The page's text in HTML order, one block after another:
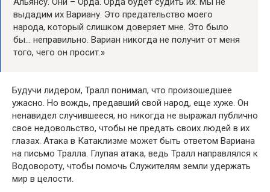
выдадим их Вариану. Это предательство моего
народа, который слишком доверяет мне. Это было
бы… неправильно. Вариан никогда не получит от меня
того, чего он просит.»
Будучи лидером, Тралл понимал, что произошедшее
ужасно. Но вождь, предавший свой народ, еще хуже. Он
ненавидел случившееся, но никогда не выражал публично
свое недовольство, чтобы не предать своих людей в их
глазах. Атака в Катаклизме может быть ответом Вариана
на письмо Тралла. Глупая атака, ведь Тралл направлялся к
Водовороту, чтобы помочь Служителям земли удержать
мир в целости.